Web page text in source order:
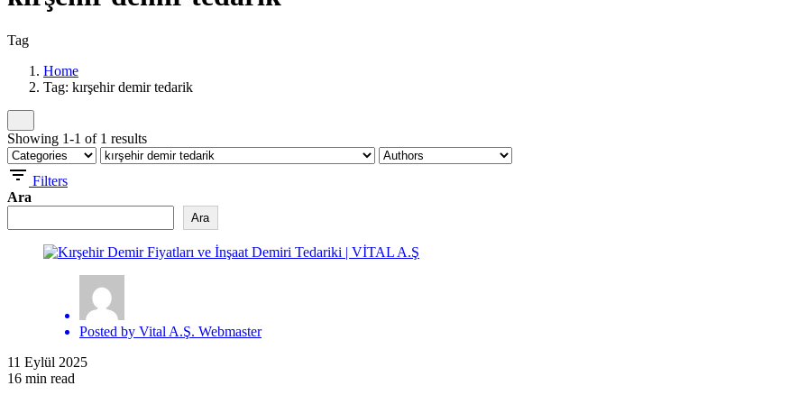
Tag
Home
Tag: kırşehir demir tedarik
Showing 1-1 of 1 results
Filters
Ara
Ara
Posted by Vital A.Ş. Webmaster
11 Eylül 2025
16 min read